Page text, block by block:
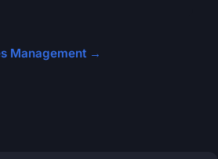
Management →